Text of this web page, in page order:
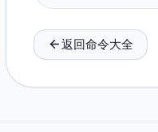
返回命令大全